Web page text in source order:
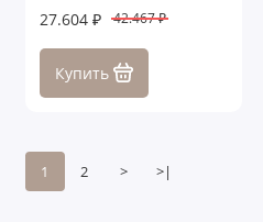
27.604 ₽ 42.467 ₽
Купить
1 2 > >|